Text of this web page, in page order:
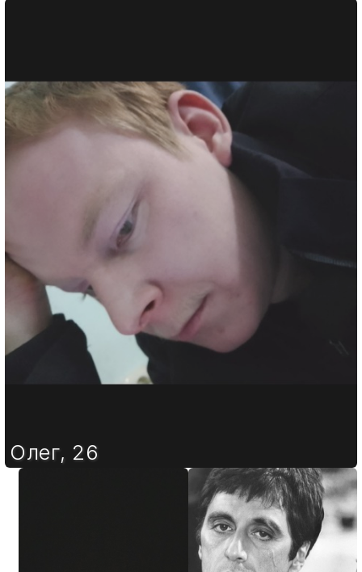
Олег, 26